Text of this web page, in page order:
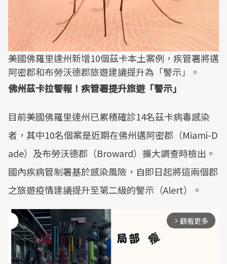
美國佛羅里達州新增10個茲卡本土案例，疾管署將邁
阿密郡和布勞沃德郡旅遊建議提升為「警示」。
佛州茲卡拉警報！疾管署提升旅遊「警示」
目前美國佛羅里達州已累積確診14名茲卡病毒感染
者，其中10名個案是近期在佛州邁阿密郡（Miami-D
ade）及布勞沃德郡（Broward）擴大調查時檢出。
國內疾病管制署基於感染風險，自即日起將這兩個郡
之旅遊疫情建議提升至第二級的警示（Alert）。
arrow_forward_ios 觀看更多